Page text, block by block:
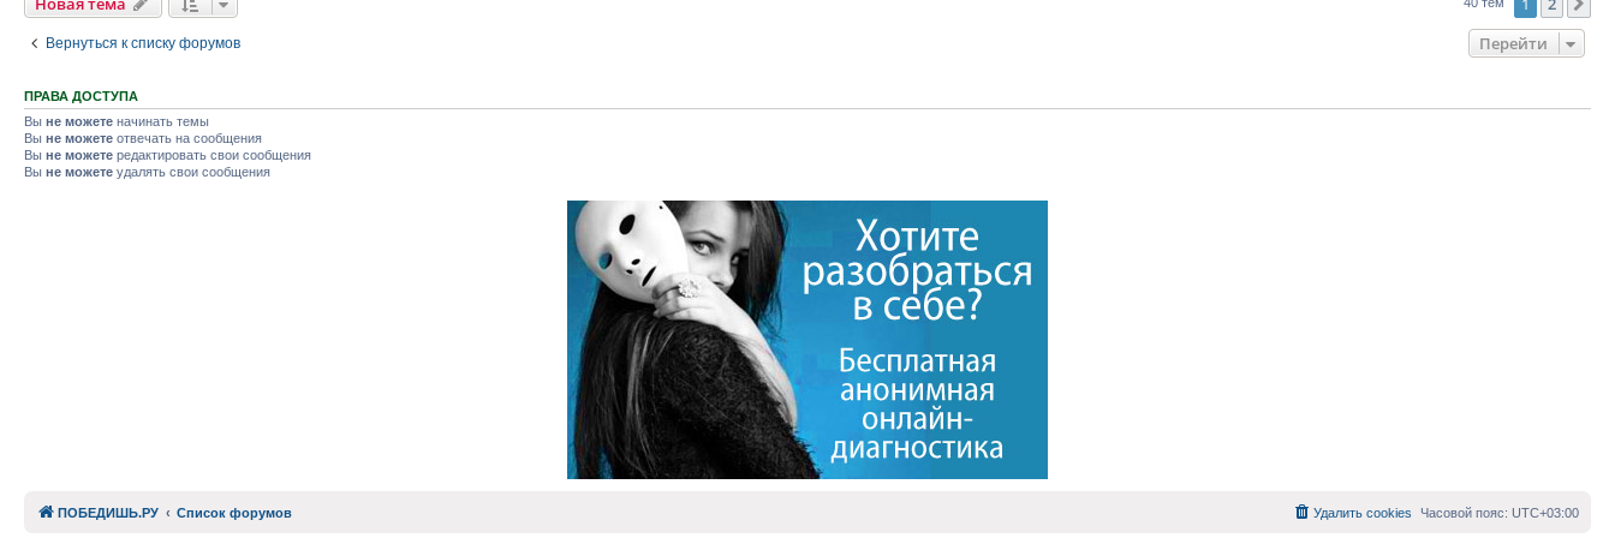
Вернуться к списку форумов Перейти
ПРАВА ДОСТУПА
Вы не можете начинать темы
Вы не можете отвечать на сообщения
Вы не можете редактировать свои сообщения
Вы не можете удалять свои сообщения
ПОБЕДИШЬ.РУ Список форумов Часовой пояс: UTC+03:00
Удалить cookies